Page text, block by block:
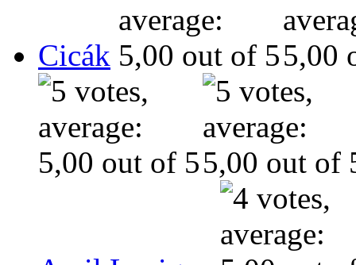
Cicák